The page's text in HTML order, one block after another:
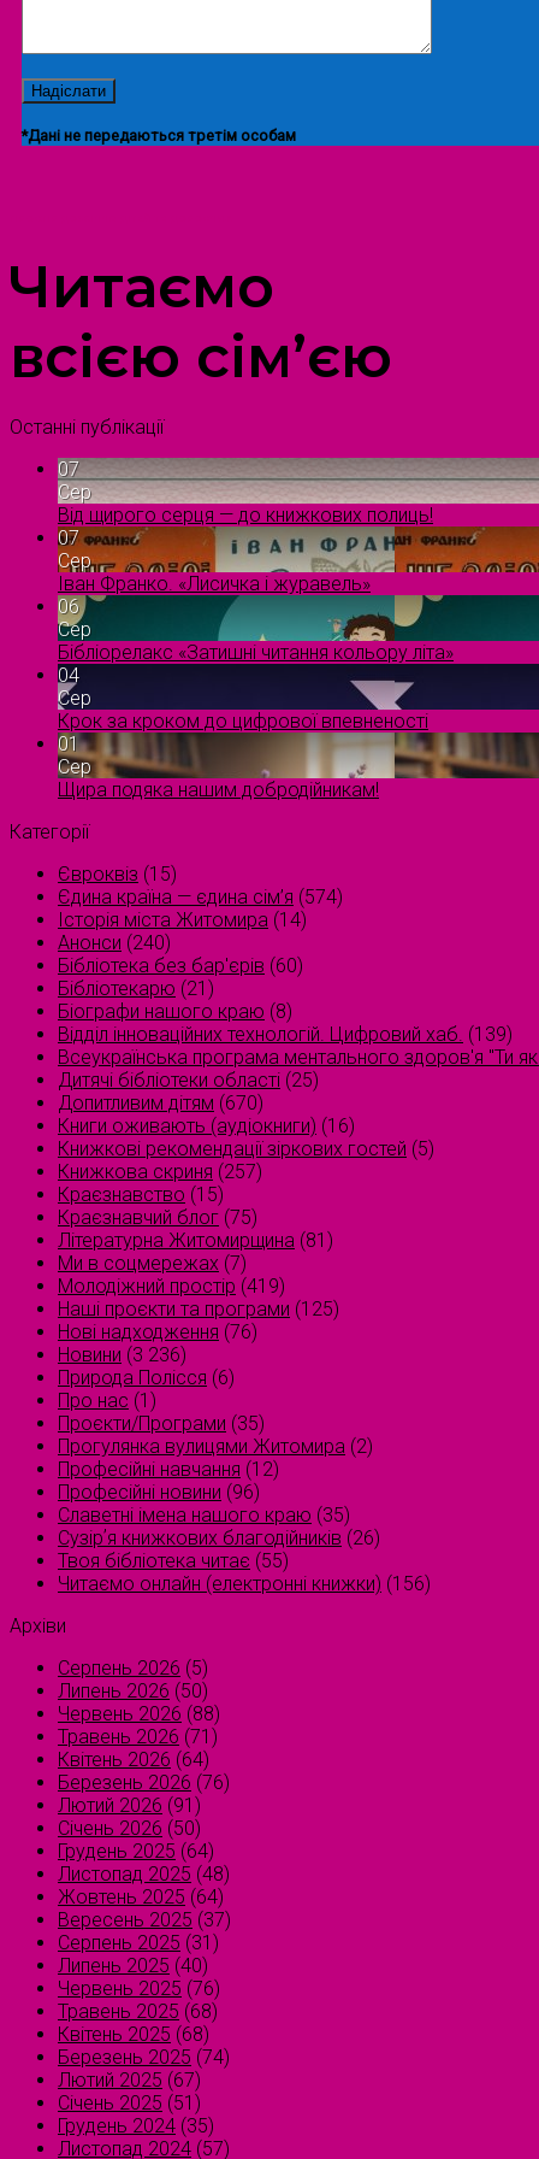
*Дані не передаються третім особам
Читаємо
всією сім’єю
Останні публікації
07
Сер
Від щирого серця — до книжкових полиць!
07
Сер
Іван Франко. «Лисичка і журавель»
06
Сер
Бібліорелакс «Затишні читання кольору літа»
04
Сер
Крок за кроком до цифрової впевненості
01
Сер
Щира подяка нашим добродійникам!
Категорії
Євроквіз (15)
Єдина країна — єдина сім’я (574)
Історія міста Житомира (14)
Анонси (240)
Бібліотека без бар'єрів (60)
Бібліотекарю (21)
Біографи нашого краю (8)
Відділ інноваційних технологій. Цифровий хаб. (139)
Всеукраїнська програма ментального здоров'я "Ти
Дитячі бібліотеки області (25)
Допитливим дітям (670)
Книги оживають (аудіокниги) (16)
Книжкові рекомендації зіркових гостей (5)
Книжкова скриня (257)
Краєзнавство (15)
Краєзнавчий блог (75)
Літературна Житомирщина (81)
Ми в соцмережах (7)
Молодіжний простір (419)
Наші проєкти та програми (125)
Нові надходження (76)
Новини (3 236)
Природа Полісся (6)
Про нас (1)
Проєкти/Програми (35)
Прогулянка вулицями Житомира (2)
Професійні навчання (12)
Професійні новини (96)
Славетні імена нашого краю (35)
Сузірʼя книжкових благодійників (26)
Твоя бібліотека читає (55)
Читаємо онлайн (електронні книжки) (156)
Архіви
Серпень 2026 (5)
Липень 2026 (50)
Червень 2026 (88)
Травень 2026 (71)
Квітень 2026 (64)
Березень 2026 (76)
Лютий 2026 (91)
Січень 2026 (50)
Грудень 2025 (64)
Листопад 2025 (48)
Жовтень 2025 (64)
Вересень 2025 (37)
Серпень 2025 (31)
Липень 2025 (40)
Червень 2025 (76)
Травень 2025 (68)
Квітень 2025 (68)
Березень 2025 (74)
Лютий 2025 (67)
Січень 2025 (51)
Грудень 2024 (35)
Листопад 2024 (57)